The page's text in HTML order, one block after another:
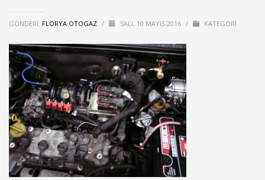
GÖNDERI: FLORYA OTOGAZ / SALI, 10 MAYIS 2016 / KATEGORI